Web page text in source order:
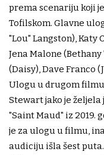
prema scenariju koji
Tofilskom. Glavne
"Lou" Langston), Katy
Jena Malone
(Daisy), Dave Franco
Ulogu u drugom
Stewart jako je
"Saint Maud" iz 2019.
je za ulogu u filmu,
audiciju išla šest